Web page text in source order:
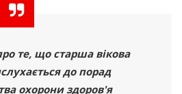
те, що старша вікова
до порад
охорони здоров'я